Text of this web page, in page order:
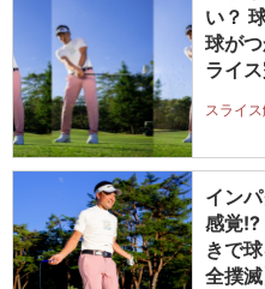
い？
球が
ライ
スライ
イン
感覚!?
きで
全撲